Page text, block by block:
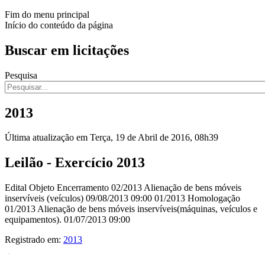
Fim do menu principal
Início do conteúdo da página
Buscar em licitações
Pesquisa
2013
Última atualização em Terça, 19 de Abril de 2016, 08h39
Leilão - Exercício 2013
Edital Objeto Encerramento 02/2013 Alienação de bens móveis
inservíveis (veículos) 09/08/2013 09:00 01/2013 Homologação
01/2013 Alienação de bens móveis inservíveis(máquinas, veículos e
equipamentos). 01/07/2013 09:00
Registrado em: 2013